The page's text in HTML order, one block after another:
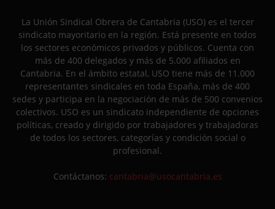
La Unión Sindical Obrera de Cantabria (USO) es el tercer
sindicato mayoritario en la región. Está presente en todos
los sectores económicos privados y públicos. Cuenta con
más de 400 delegados y más de 5.000 afiliados en
Cantabria. En el ámbito estatal, USO tiene más de 11.000
representantes sindicales en toda España, más de 400
sedes y participa en la negociación de más de 500 convenios
colectivos. USO es un sindicato independiente de opciones
políticas, creado y dirigido por trabajadores y trabajadoras
de todos los sectores, categorías y condición social o
profesional.
Contáctanos: cantabria@usocantabria.es